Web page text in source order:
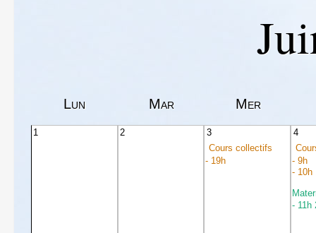
Lun Mar Mer
1 2
3
Cours collectifs
- 19h
4
- 9h
- 10h
- 11h